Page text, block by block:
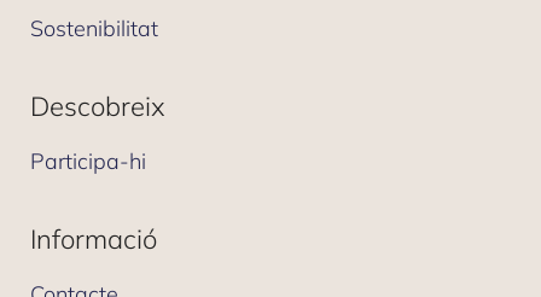
Sostenibilitat
Descobreix
Participa-hi
Informació